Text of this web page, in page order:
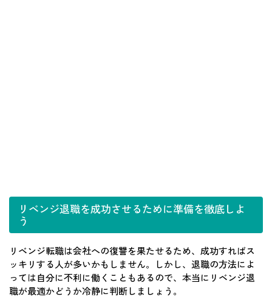
リベンジ退職を成功させるために準備を徹底しよ
う
リベンジ転職は会社への復讐を果たせるため、成功すればス
ッキリする人が多いかもしません。しかし、退職の方法によ
っては自分に不利に働くこともあるので、本当にリベンジ退
職が最適かどうか冷静に判断しましょう。